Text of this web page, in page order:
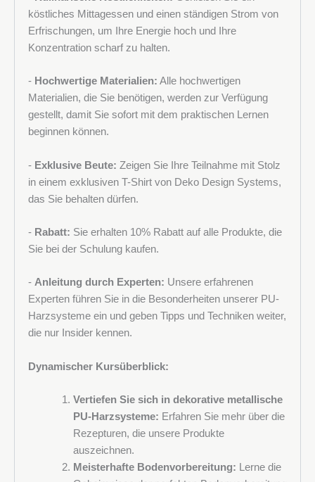
köstliches Mittagessen und einen ständigen Strom von
Erfrischungen, um Ihre Energie hoch und Ihre
Konzentration scharf zu halten.
- Hochwertige Materialien: Alle hochwertigen
Materialien, die Sie benötigen, werden zur Verfügung
gestellt, damit Sie sofort mit dem praktischen Lernen
beginnen können.
- Exklusive Beute: Zeigen Sie Ihre Teilnahme mit Stolz
in einem exklusiven T-Shirt von Deko Design Systems,
das Sie behalten dürfen.
- Rabatt: Sie erhalten 10% Rabatt auf alle Produkte, die
Sie bei der Schulung kaufen.
- Anleitung durch Experten: Unsere erfahrenen
Experten führen Sie in die Besonderheiten unserer PU-
Harzsysteme ein und geben Tipps und Techniken weiter,
die nur Insider kennen.
Dynamischer Kursüberblick:
Vertiefen Sie sich in dekorative metallische
PU-Harzsysteme: Erfahren Sie mehr über die
Rezepturen, die unsere Produkte
auszeichnen.
Meisterhafte Bodenvorbereitung: Lerne die